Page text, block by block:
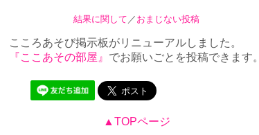
結果に関して ／ おまじない投稿
こころあそび掲示板がリニューアルしました。
『ここあその部屋』 でお願いごとを投稿できます。
▲TOPページ